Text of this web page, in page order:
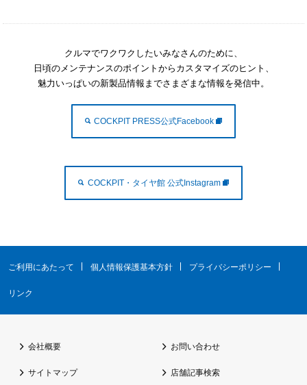
クルマでワクワクしたいみなさんのために、
日頃のメンテナンスのポイントからカスタマイズのヒント、
魅力いっぱいの新製品情報までさまざまな情報を発信中。
COCKPIT PRESS公式Facebook
COCKPIT・タイヤ館 公式Instagram
ご利用にあたって 個人情報保護基本方針 プライバシーポリシー
リンク
会社概要 お問い合わせ
サイトマップ 店舗記事検索